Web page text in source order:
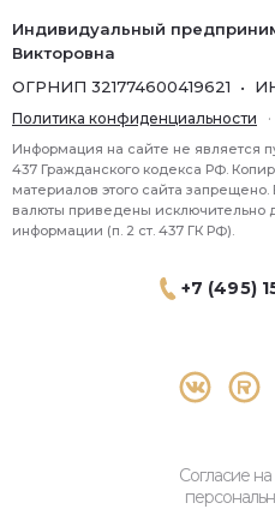
+7 (495)
Согласие
Индивидуальный
Викторовна
ОГРНИП 321774600419621 •
Политика конфиденциальности ·
Информация на сайте не является
437 Гражданского кодекса РФ.
материалов этого сайта
валюты приведены исключительно
информации (п. 2 ст. 437 ГК РФ).